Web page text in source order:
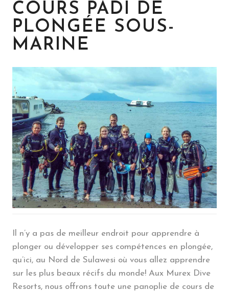
COURS PADI DE
PLONGÉE SOUS-
MARINE
Il n’y a pas de meilleur endroit pour apprendre à
plonger ou développer ses compétences en plongée,
qu’ici, au Nord de Sulawesi où vous allez apprendre
sur les plus beaux récifs du monde! Aux Murex Dive
Resorts, nous offrons toute une panoplie de cours de